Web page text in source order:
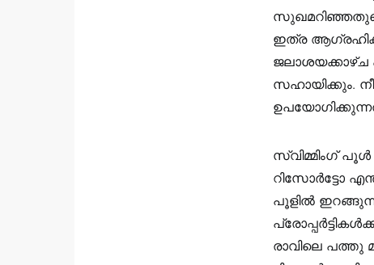
ഇത്ര
സഹായിക്കും.
സ്വിമ്മിംഗ്
റിസോർട്ടോ
പൂളിൽ
രാവിലെ പത്തു